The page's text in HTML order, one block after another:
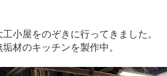
小屋をのぞきに行ってきました。
材のキッチンを製作中。